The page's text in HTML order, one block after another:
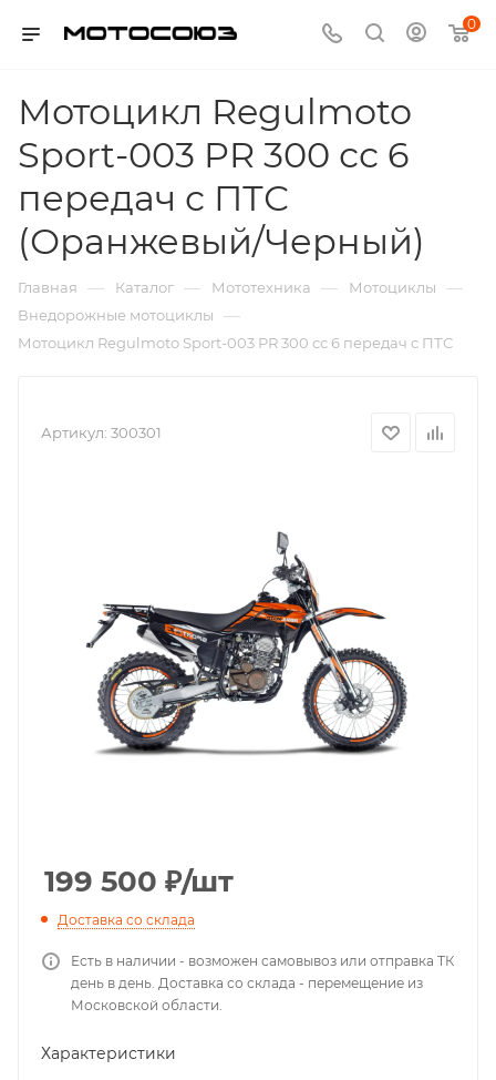
0
Мотоцикл Regulmoto
Sport-003 PR 300 сс 6
передач с ПТС
(Оранжевый/Черный)
Главная — Каталог — Мототехника — Мотоциклы —
Внедорожные мотоциклы —
Мотоцикл Regulmoto Sport-003 PR 300 сс 6 передач с ПТС
Артикул: 300301
199 500 ₽/шт
Доставка со склада
Есть в наличии - возможен самовывоз или отправка ТК
день в день. Доставка со склада - перемещение из
Московской области.
Характеристики